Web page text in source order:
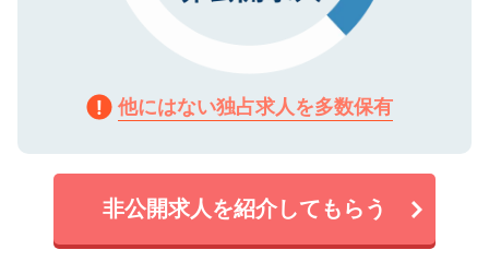
他にはない独占求人を多数保有
非公開求人を紹介してもらう